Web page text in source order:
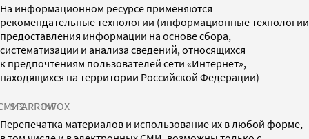
На информационном ресурсе применяются
рекомендательные технологии (информационные технологии
предоставления информации на основе сбора,
систематизации и анализа сведений, относящихся
к предпочтениям пользователей сети «Интернет»,
находящихся на территории Российской Федерации)
SPARROWINFOX
Перепечатка материалов и использование их в любой форме,